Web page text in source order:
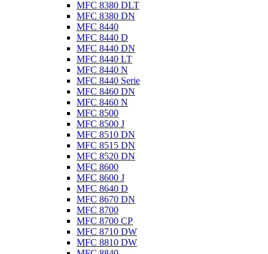
MFC 8380 DLT
MFC 8380 DN
MFC 8440
MFC 8440 D
MFC 8440 DN
MFC 8440 LT
MFC 8440 N
MFC 8440 Serie
MFC 8460 DN
MFC 8460 N
MFC 8500
MFC 8500 J
MFC 8510 DN
MFC 8515 DN
MFC 8520 DN
MFC 8600
MFC 8600 J
MFC 8640 D
MFC 8670 DN
MFC 8700
MFC 8700 CP
MFC 8710 DW
MFC 8810 DW